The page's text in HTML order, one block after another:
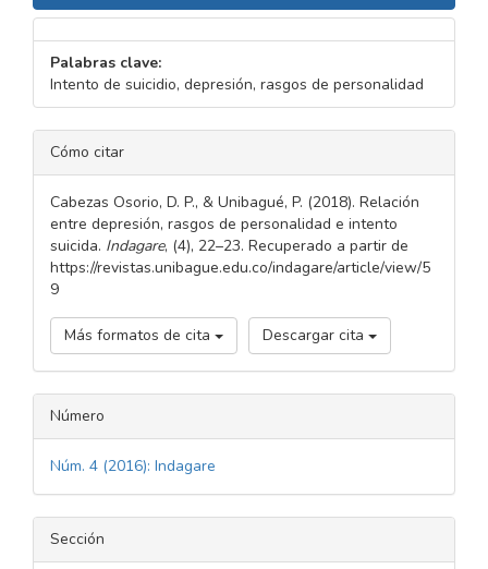
Palabras clave:
Intento de suicidio, depresión, rasgos de personalidad
DETALLES
DEL
ARTÍCULO
Cómo citar
Cabezas Osorio, D. P., & Unibagué, P. (2018). Relación
entre depresión, rasgos de personalidad e intento
suicida. Indagare, (4), 22–23. Recuperado a partir de
https://revistas.unibague.edu.co/indagare/article/view/5
9
Más formatos de cita Descargar cita
Número
Núm. 4 (2016): Indagare
Sección